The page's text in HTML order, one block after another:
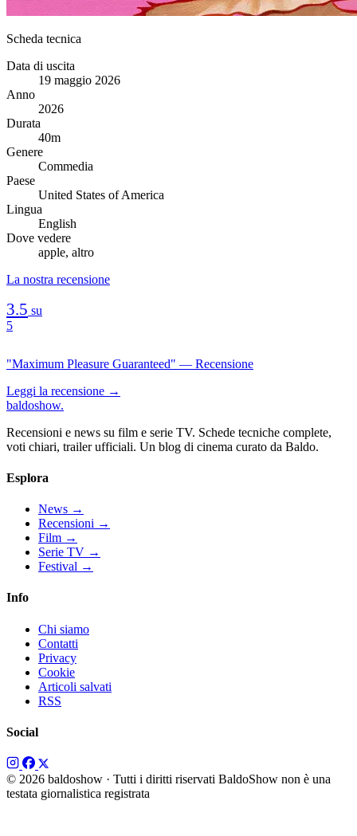
Scheda tecnica
Data di uscita
19 maggio 2026
Anno
2026
Durata
40m
Genere
Commedia
Paese
United States of America
Lingua
English
Dove vedere
apple, altro
La nostra recensione
3.5 su
5
"Maximum Pleasure Guaranteed" — Recensione
Leggi la recensione →
baldoshow.
Recensioni e news su film e serie TV. Schede tecniche complete,
voti chiari, trailer ufficiali. Un blog di cinema curato da Baldo.
Esplora
News →
Recensioni →
Film →
Serie TV →
Festival →
Info
Chi siamo
Contatti
Privacy
Cookie
Articoli salvati
RSS
Social
© 2026 baldoshow · Tutti i diritti riservati BaldoShow non è una
testata giornalistica registrata